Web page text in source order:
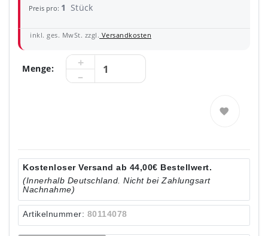
Preis pro: 1 Stück
inkl. ges. MwSt. zzgl. Versandkosten
Menge:
Kostenloser Versand ab 44,00€ Bestellwert.
(Innerhalb Deutschland. Nicht bei Zahlungsart
Nachnahme)
Artikelnummer: 80114078